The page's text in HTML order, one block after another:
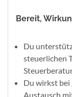
Bereit,
Du
steuerlichen
Du wirkst
Austausch